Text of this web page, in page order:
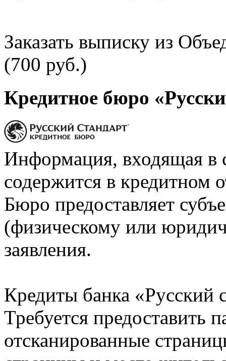
Заказать выписку из
(700 руб.)
Кредитное бюро
Информация, входящая в
содержится в кредитном
Бюро предоставляет
(физическому или
заявления.
Кредиты банка «Русский
Требуется предоставить
отсканированные